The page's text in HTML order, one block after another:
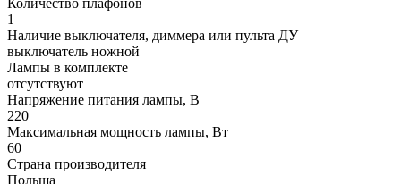
1
Наличие выключателя, диммера или пульта ДУ
выключатель ножной
Лампы в комплекте
отсутствуют
Напряжение питания лампы, В
220
Максимальная мощность лампы, Вт
60
Страна производителя
Польша